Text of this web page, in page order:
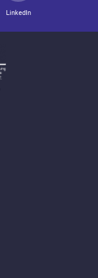
LinkedIn